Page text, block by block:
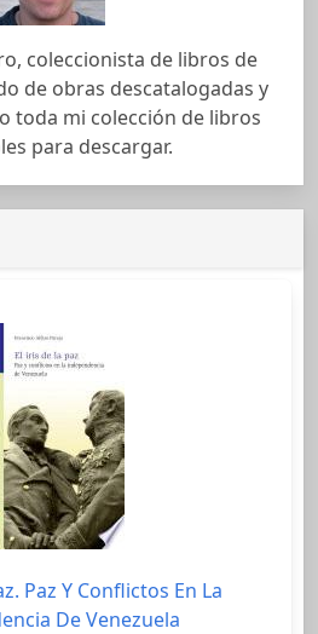
coleccionista de libros de
de obras descatalogadas y
toda mi colección de libros
para descargar.
Paz Y Conflictos En La
De Venezuela